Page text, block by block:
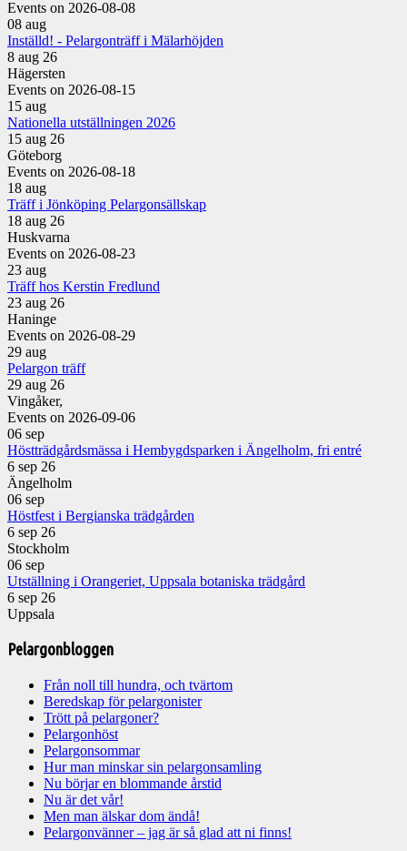
Events on 2026-08-08
08 aug
Inställd! - Pelargonträff i Mälarhöjden
8 aug 26
Hägersten
Events on 2026-08-15
15 aug
Nationella utställningen 2026
15 aug 26
Göteborg
Events on 2026-08-18
18 aug
Träff i Jönköping Pelargonsällskap
18 aug 26
Huskvarna
Events on 2026-08-23
23 aug
Träff hos Kerstin Fredlund
23 aug 26
Haninge
Events on 2026-08-29
29 aug
Pelargon träff
29 aug 26
Vingåker,
Events on 2026-09-06
06 sep
Höstträdgårdsmässa i Hembygdsparken i Ängelholm, fri entré
6 sep 26
Ängelholm
06 sep
Höstfest i Bergianska trädgården
6 sep 26
Stockholm
06 sep
Utställning i Orangeriet, Uppsala botaniska trädgård
6 sep 26
Uppsala
Pelargonbloggen
Från noll till hundra, och tvärtom
Beredskap för pelargonister
Trött på pelargoner?
Pelargonhöst
Pelargonsommar
Hur man minskar sin pelargonsamling
Nu börjar en blommande årstid
Nu är det vår!
Men man älskar dom ändå!
Pelargonvänner – jag är så glad att ni finns!